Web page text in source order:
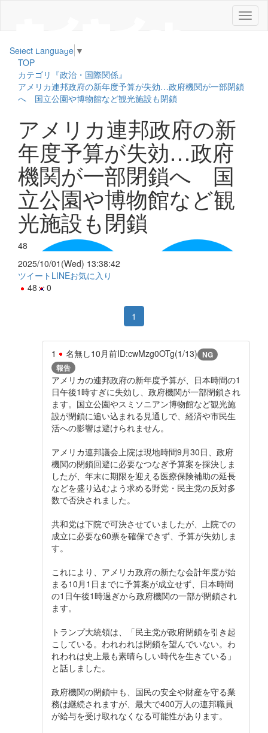
メ
ニ
Select Language ▼
TOP
カテゴリ『政治・国際関係』
アメリカ連邦政府の新年度予算が失効…政府機関が一部閉鎖
へ 国立公園や博物館など観光施設も閉鎖
アメリカ連邦政府の新
年度予算が失効…政府
機関が一部閉鎖へ 国
立公園や博物館など観
光施設も閉鎖
48
2025/10/01(Wed) 13:38:42
ツイート LINEお気に入り
48
0
1
1 名無し10月前ID:cwMzg0OTg(1/13) NG
報告
アメリカの連邦政府の新年度予算が、日本時間の1
日午後1時すぎに失効し、政府機関が一部閉鎖され
ます。国立公園やスミソニアン博物館など観光施
設が閉鎖に追い込まれる見通しで、経済や市民生
活への影響は避けられません。
アメリカ連邦議会上院は現地時間9月30日、政府
機関の閉鎖回避に必要なつなぎ予算案を採決しま
したが、年末に期限を迎える医療保険補助の延長
などを盛り込むよう求める野党・民主党の反対多
数で否決されました。
共和党は下院で可決させていましたが、上院での
成立に必要な60票を確保できず、予算が失効しま
す。
これにより、アメリカ政府の新たな会計年度が始
まる10月1日までに予算案が成立せず、日本時間
の1日午後1時過ぎから政府機関の一部が閉鎖され
ます。
トランプ大統領は、「民主党が政府閉鎖を引き起
こしている。われわれは閉鎖を望んでいない。わ
れわれは史上最も素晴らしい時代を生きている」
と話しました。
政府機関の閉鎖中も、国民の安全や財産を守る業
務は継続されますが、最大で400万人の連邦職員
が給与を受け取れなくなる可能性があります。